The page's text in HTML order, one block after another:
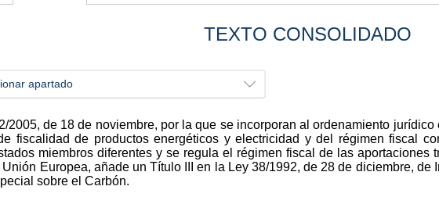
TEXTO CONSOLIDADO
apartado
2005, de 18 de noviembre, por la que se incorporan al ordenamiento
fiscalidad de productos energéticos y electricidad y del régimen fiscal
miembros diferentes y se regula el régimen fiscal de las aportaciones
Europea, añade un Título III en la Ley 38/1992, de 28 de diciembre, de
sobre el Carbón.